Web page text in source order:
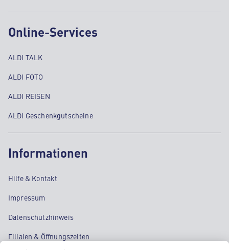
Online-Services
ALDI TALK
ALDI FOTO
ALDI REISEN
ALDI Geschenkgutscheine
Informationen
Hilfe & Kontakt
Impressum
Datenschutzhinweis
Filialen & Öffnungszeiten